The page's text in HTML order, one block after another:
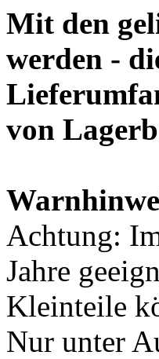
Mit den
werden -
von
Achtung:
Jahre
Kleinteile
Nur unter